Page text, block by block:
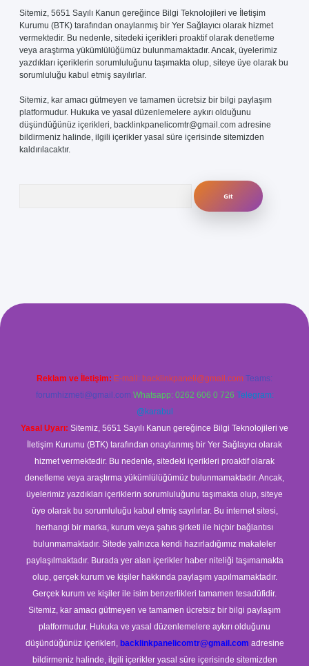
Sitemiz, 5651 Sayılı Kanun gereğince Bilgi Teknolojileri ve İletişim
Kurumu (BTK) tarafından onaylanmış bir Yer Sağlayıcı olarak hizmet
vermektedir. Bu nedenle, sitedeki içerikleri proaktif olarak denetleme
veya araştırma yükümlülüğümüz bulunmamaktadır. Ancak, üyelerimiz
yazdıkları içeriklerin sorumluluğunu taşımakta olup, siteye üye olarak bu
sorumluluğu kabul etmiş sayılırlar.
Sitemiz, kar amacı gütmeyen ve tamamen ücretsiz bir bilgi paylaşım
platformudur. Hukuka ve yasal düzenlemelere aykırı olduğunu
düşündüğünüz içerikleri, backlinkpanelicomtr@gmail.com adresine
bildirmeniz halinde, ilgili içerikler yasal süre içerisinde sitemizden
kaldırılacaktır.
Reklam ve İletişim: E-mail: backlinkpaneli@gmail.com Teams:
forumhizmeti@gmail.com Whatsapp: 0262 606 0 726 Telegram:
@karabul
Yasal Uyarı: Sitemiz, 5651 Sayılı Kanun gereğince Bilgi Teknolojileri ve
İletişim Kurumu (BTK) tarafından onaylanmış bir Yer Sağlayıcı olarak
hizmet vermektedir. Bu nedenle, sitedeki içerikleri proaktif olarak
denetleme veya araştırma yükümlülüğümüz bulunmamaktadır. Ancak,
üyelerimiz yazdıkları içeriklerin sorumluluğunu taşımakta olup, siteye
üye olarak bu sorumluluğu kabul etmiş sayılırlar. Bu internet sitesi,
herhangi bir marka, kurum veya şahıs şirketi ile hiçbir bağlantısı
bulunmamaktadır. Sitede yalnızca kendi hazırladığımız makaleler
paylaşılmaktadır. Burada yer alan içerikler haber niteliği taşımamakta
olup, gerçek kurum ve kişiler hakkında paylaşım yapılmamaktadır.
Gerçek kurum ve kişiler ile isim benzerlikleri tamamen tesadüfidir.
Sitemiz, kar amacı gütmeyen ve tamamen ücretsiz bir bilgi paylaşım
platformudur. Hukuka ve yasal düzenlemelere aykırı olduğunu
düşündüğünüz içerikleri, backlinkpanelicomtr@gmail.com adresine
bildirmeniz halinde, ilgili içerikler yasal süre içerisinde sitemizden